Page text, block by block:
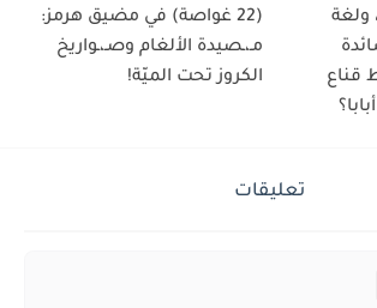
ولغة
قناع
(22 غواصة) في مضيق هرمز:
مـ،ـصيدة الألغام وصـ،ـواريخ
الكروز تحت الميّة!
تعليقات